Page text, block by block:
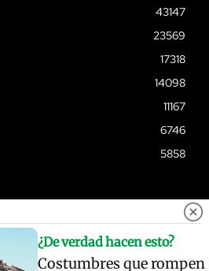
43147
23569
17318
14098
11167
6746
5858
© Quixoteus
¿De verdad hacen esto?
Costumbres que rompen